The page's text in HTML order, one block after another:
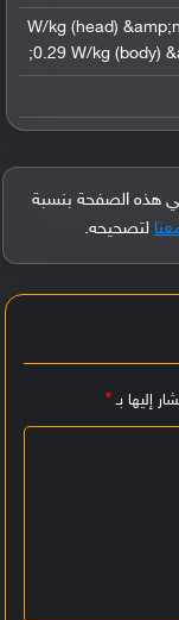
0.24 W/kg (head)
0.29 W/kg (body)
هذه الصفحة بنسبة
لتصحيحه.
إليها بـ*